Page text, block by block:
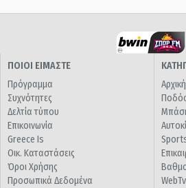
ΠΟΙΟΙ ΕΙΜΑΣΤΕ
Πρόγραμμα
Συχνότητες
Δελτία τύπου
Επικοινωνία
Greece Is
Οικ. Καταστάσεις
Όροι Χρήσης
Προσωπικά Δεδομένα
Αρχική
WebTv